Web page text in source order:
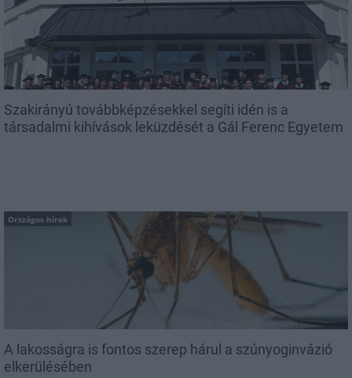
Szakirányú továbbképzésekkel segíti idén is a
társadalmi kihívások leküzdését a Gál Ferenc Egyetem
Országos hírek
A lakosságra is fontos szerep hárul a szúnyoginvázió
elkerülésében